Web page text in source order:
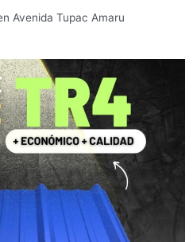
Avenida Tupac Amaru